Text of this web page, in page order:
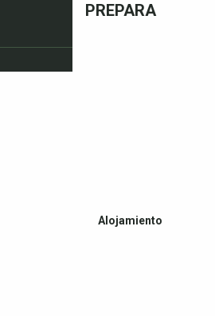
PREPARA
Alojamiento